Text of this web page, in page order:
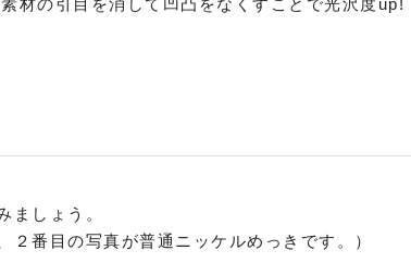
の引目を消して凹凸をなくすことで光沢度
ましょう。
２番目の写真が普通ニッケルめっきです。）